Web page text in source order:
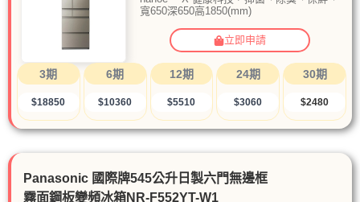
寬650深650高1850(mm)
立即申請
3期
$18850
6期
$10360
12期
$5510
24期
$3060
30期
$2480
Panasonic 國際牌545公升日製六門無邊框
霧面鋼板變頻冰箱NR-F552YT-W1